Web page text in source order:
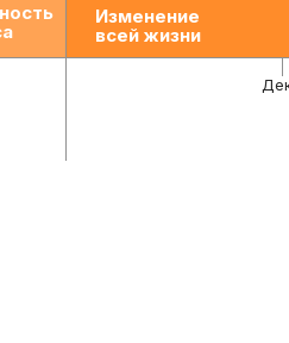
Изменение
всей жизни